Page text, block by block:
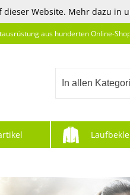
dieser Website. Mehr dazu in
aus hunderten Online-
In allen